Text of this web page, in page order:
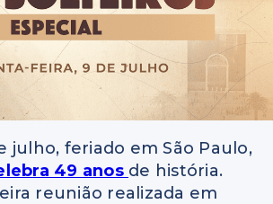
julho, feriado em São Paulo,
49 anos de história.
reunião realizada em